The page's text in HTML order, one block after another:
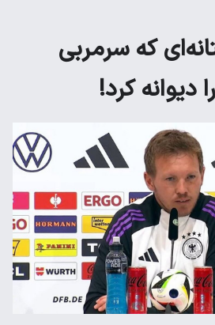
که سرمربی
دیوانه کرد!